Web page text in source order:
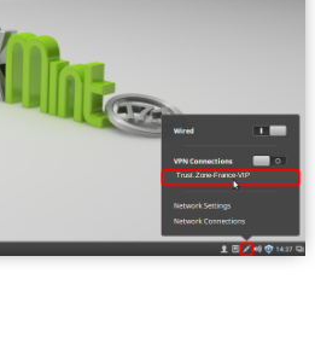
Trust.Zone-France-VIP